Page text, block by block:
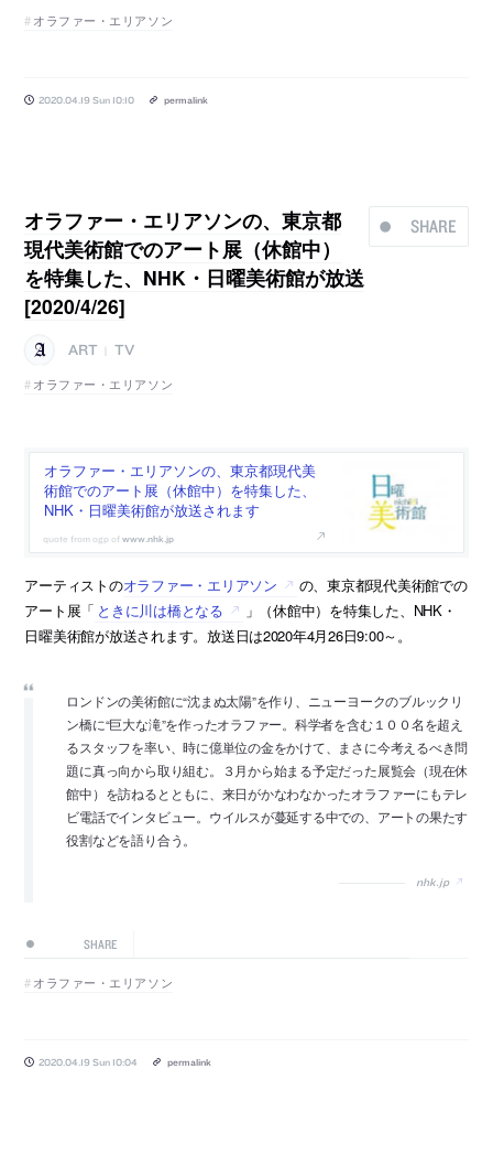
オラファー・エリアソン
2020.04.19 Sun 10:10 permalink
SHARE
オラファー・エリアソンの、東京都
現代美術館でのアート展（休館中）
を特集した、NHK・日曜美術館が放送
[2020/4/26]
ART
TV
オラファー・エリアソン
オラファー・エリアソンの、東京都現代美
術館でのアート展（休館中）を特集した、
NHK・日曜美術館が放送されます
www.nhk.jp
アーティストのオラファー・エリアソン
の、東京都現代美術館での
アート展「 ときに川は橋となる
」（休館中）を特集した、NHK・
日曜美術館が放送されます。放送日は2020年4月26日9:00～。
ロンドンの美術館に“沈まぬ太陽”を作り、ニューヨークのブルックリ
ン橋に“巨大な滝”を作ったオラファー。科学者を含む１００名を超え
るスタッフを率い、時に億単位の金をかけて、まさに今考えるべき問
題に真っ向から取り組む。３月から始まる予定だった展覧会（現在休
館中）を訪ねるとともに、来日がかなわなかったオラファーにもテレ
ビ電話でインタビュー。ウイルスが蔓延する中での、アートの果たす
役割などを語り合う。
nhk.jp
SHARE
オラファー・エリアソン
2020.04.19 Sun 10:04 permalink